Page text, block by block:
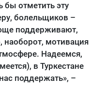
бы отметить эту
болельщиков –
поддерживают,
наоборот, мотивация
Надеемся,
в Туркестане
поддержать», –